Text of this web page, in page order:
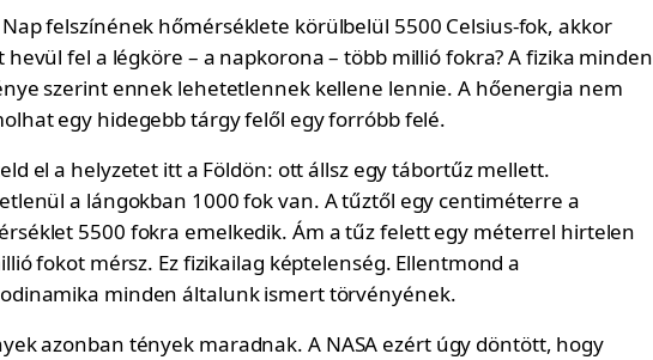
felszínének hőmérséklete körülbelül 5500 Celsius-fok, akkor
hevül fel a légköre – a napkorona – több millió fokra? A fizika minden
szerint ennek lehetetlennek kellene lennie. A hőenergia nem
egy hidegebb tárgy felől egy forróbb felé.
el a helyzetet itt a Földön: ott állsz egy tábortűz mellett.
a lángokban 1000 fok van. A tűztől egy centiméterre a
5500 fokra emelkedik. Ám a tűz felett egy méterrel hirtelen
fokot mérsz. Ez fizikailag képtelenség. Ellentmond a
minden általunk ismert törvényének.
azonban tények maradnak. A NASA ezért úgy döntött, hogy